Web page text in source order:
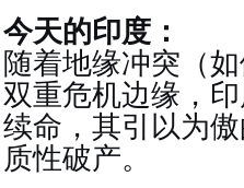
今天的印度：
随着地缘冲突（
双重危机边缘，
续命，其引以为
质性破产。